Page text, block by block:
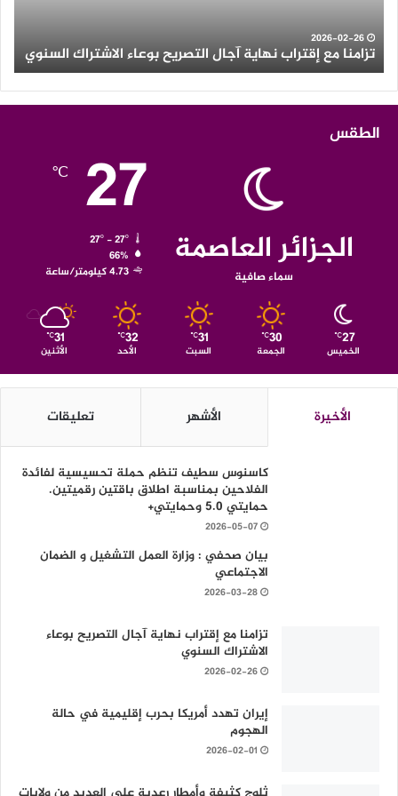
السنوي
2026-02-26
تزامنا مع إقتراب نهاية آجال التصريح بوعاء الاشتراك السنوي
الطقس
الجزائر العاصمة
سماء صافية
27
℃
27º - 27º
66%
4.73 كيلومتر/ساعة
27
℃
الخميس
30
℃
الجمعة
31
℃
السبت
32
℃
الأحد
31
℃
الأثنين
الأخيرة الأشهر تعليقات
كاسنوس سطيف تنظم حملة تحسيسية لفائدة
الفلاحين بمناسبة اطلاق باقتين رقميتين.
حمايتي 5.0 وحمايتي+
2026-05-07
بيان صحفي : وزارة العمل التشغيل و الضمان
الاجتماعي
2026-03-28
تزامنا مع إقتراب نهاية آجال التصريح بوعاء
الاشتراك السنوي
2026-02-26
إيران تهدد أمريكا بحرب إقليمية في حالة
الهجوم
2026-02-01